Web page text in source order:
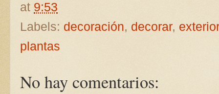
at 9:53
Labels: decoración, decorar, exterior
plantas
No hay comentarios: